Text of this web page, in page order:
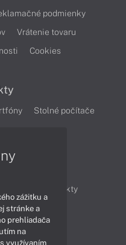
podmienky
Vrátenie tovaru
Cookies
Stolné počítače
Produkty
Videá
zážitku a
stránke a
prehliadača
na
využívaním